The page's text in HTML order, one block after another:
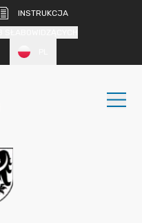
INSTRUKCJA